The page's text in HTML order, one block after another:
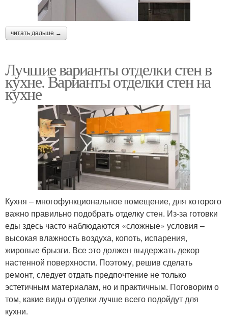
читать дальше →
Лучшие варианты отделки стен в
кухне. Варианты отделки стен на
кухне
Кухня – многофункциональное помещение, для которого
важно правильно подобрать отделку стен. Из-за готовки
еды здесь часто наблюдаются «сложные» условия –
высокая влажность воздуха, копоть, испарения,
жировые брызги. Все это должен выдержать декор
настенной поверхности. Поэтому, решив сделать
ремонт, следует отдать предпочтение не только
эстетичным материалам, но и практичным. Поговорим о
том, какие виды отделки лучше всего подойдут для
кухни.